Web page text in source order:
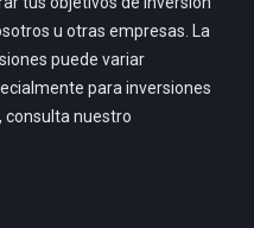
u otras empresas. La
puede variar
para inversiones
consulta nuestro